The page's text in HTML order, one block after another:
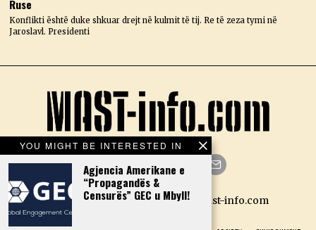
Ruse
Konflikti është duke shkuar drejt në kulmit të tij. Re të zeza tymi në
Jaroslavl. Presidenti
YOU MIGHT BE INTERESTED IN
Agjencia Amerikane e
“Propagandës &
Censurës” GEC u Mbyll!
Facebook
TwitterInstagram
Designed by N.D. — Copyright Mast-info.com